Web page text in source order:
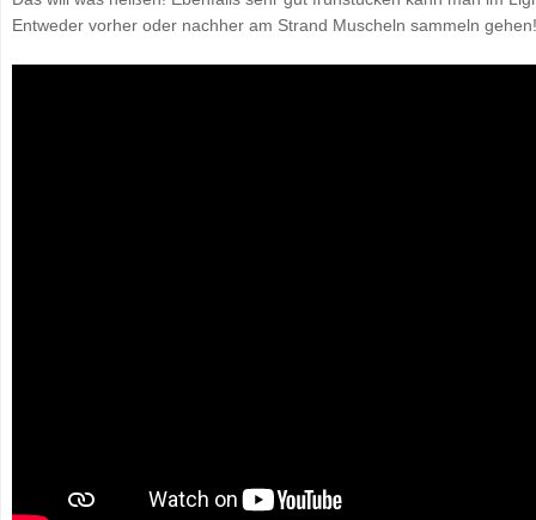
Entweder vorher oder nachher am Strand Muscheln sammeln gehen!